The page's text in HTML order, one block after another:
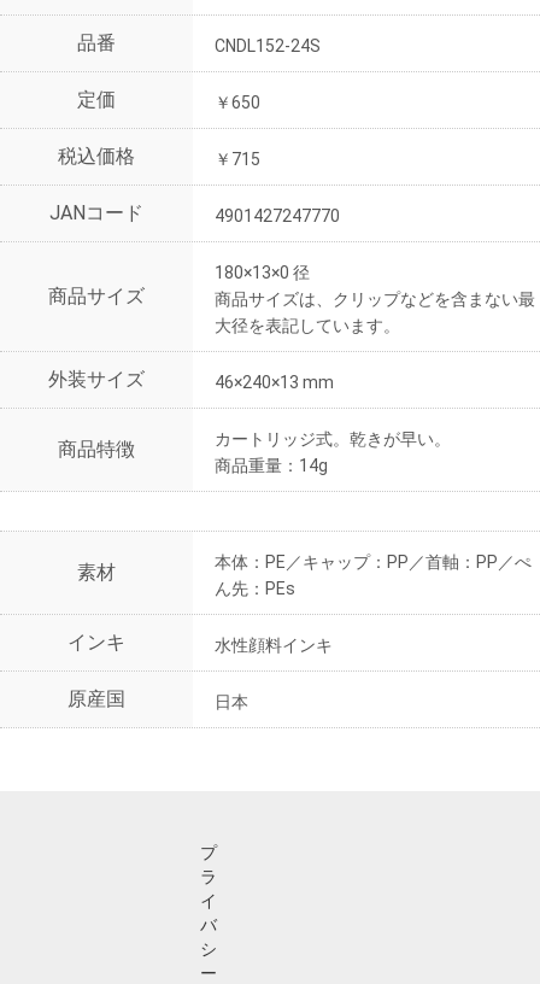
品番 CNDL152-24S
定価 ￥650
税込価格 ￥715
JANコード 4901427247770
商品サイズ
180×13×0 径
商品サイズは、クリップなどを含まない最
大径を表記しています。
外装サイズ 46×240×13 mm
商品特徴
カートリッジ式。乾きが早い。
商品重量：14g
素材
本体：PE／キャップ：PP／首軸：PP／ぺ
ん先：PEs
インキ 水性顔料インキ
原産国 日本
プ
ラ
イ
バ
シ
ー